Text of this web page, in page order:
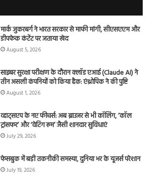
मार्क जुकरबर्ग ने भारत सरकार से माफी मांगी, सीएसएएम और
डीपफेक कंटेंट पर जताया खेद
August 5, 2026
साइबर सुरक्षा परीक्षण के दौरान क्लॉड एआई (Claude AI) ने
तीन असली कंपनियों को किया हैक: एंथ्रोपिक ने की पुष्टि
August 1, 2026
व्हाट्सएप के नए फीचर्स: अब ब्राउजर से भी कॉलिंग, ‘कॉल
ट्रांसफर’ और ‘वेटिंग रूम’ जैसी शानदार सुविधाएं
July 29, 2026
फेसबुक में बड़ी तकनीकी समस्या, दुनिया भर के यूजर्स परेशान
July 19, 2026